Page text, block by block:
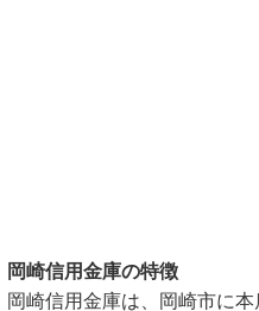
岡崎信用金庫の特徴
岡崎信用金庫は、岡崎市に